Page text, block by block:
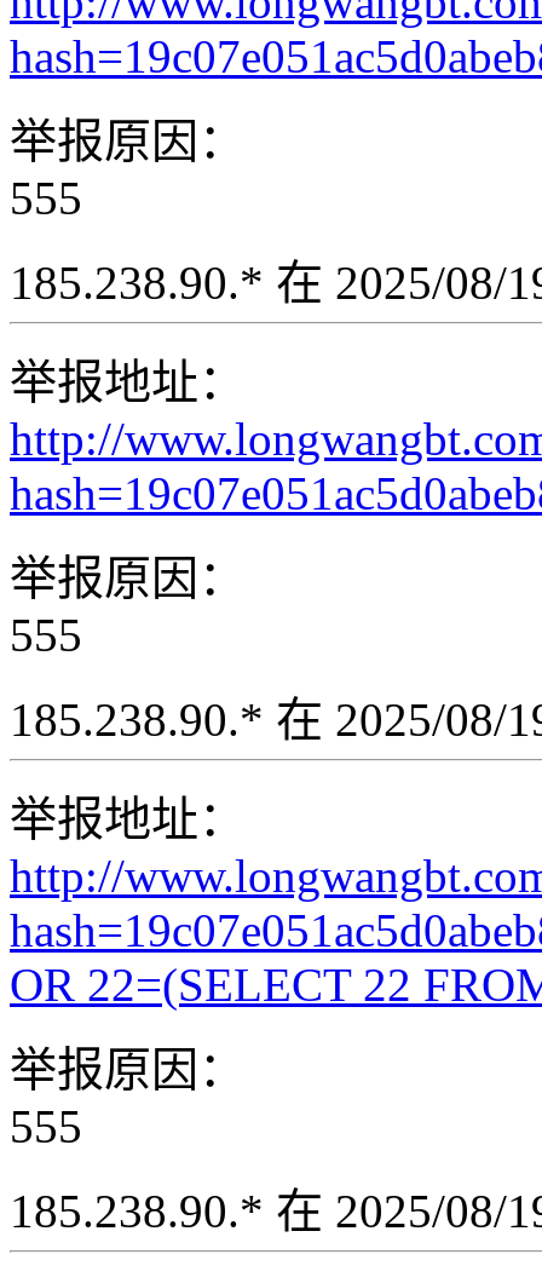
举报原因：
555
185.238.90.* 在 2025/08/
举报地址：
http://
举报原因：
555
185.238.90.* 在 2025/08/
举报地址：
http://
OR 22=(SELECT 22
举报原因：
555
185.238.90.* 在 2025/08/